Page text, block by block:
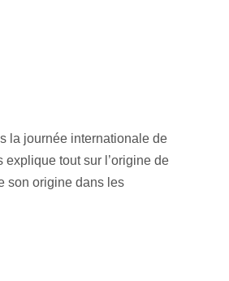
la journée internationale de
explique tout sur l’origine de
son origine dans les